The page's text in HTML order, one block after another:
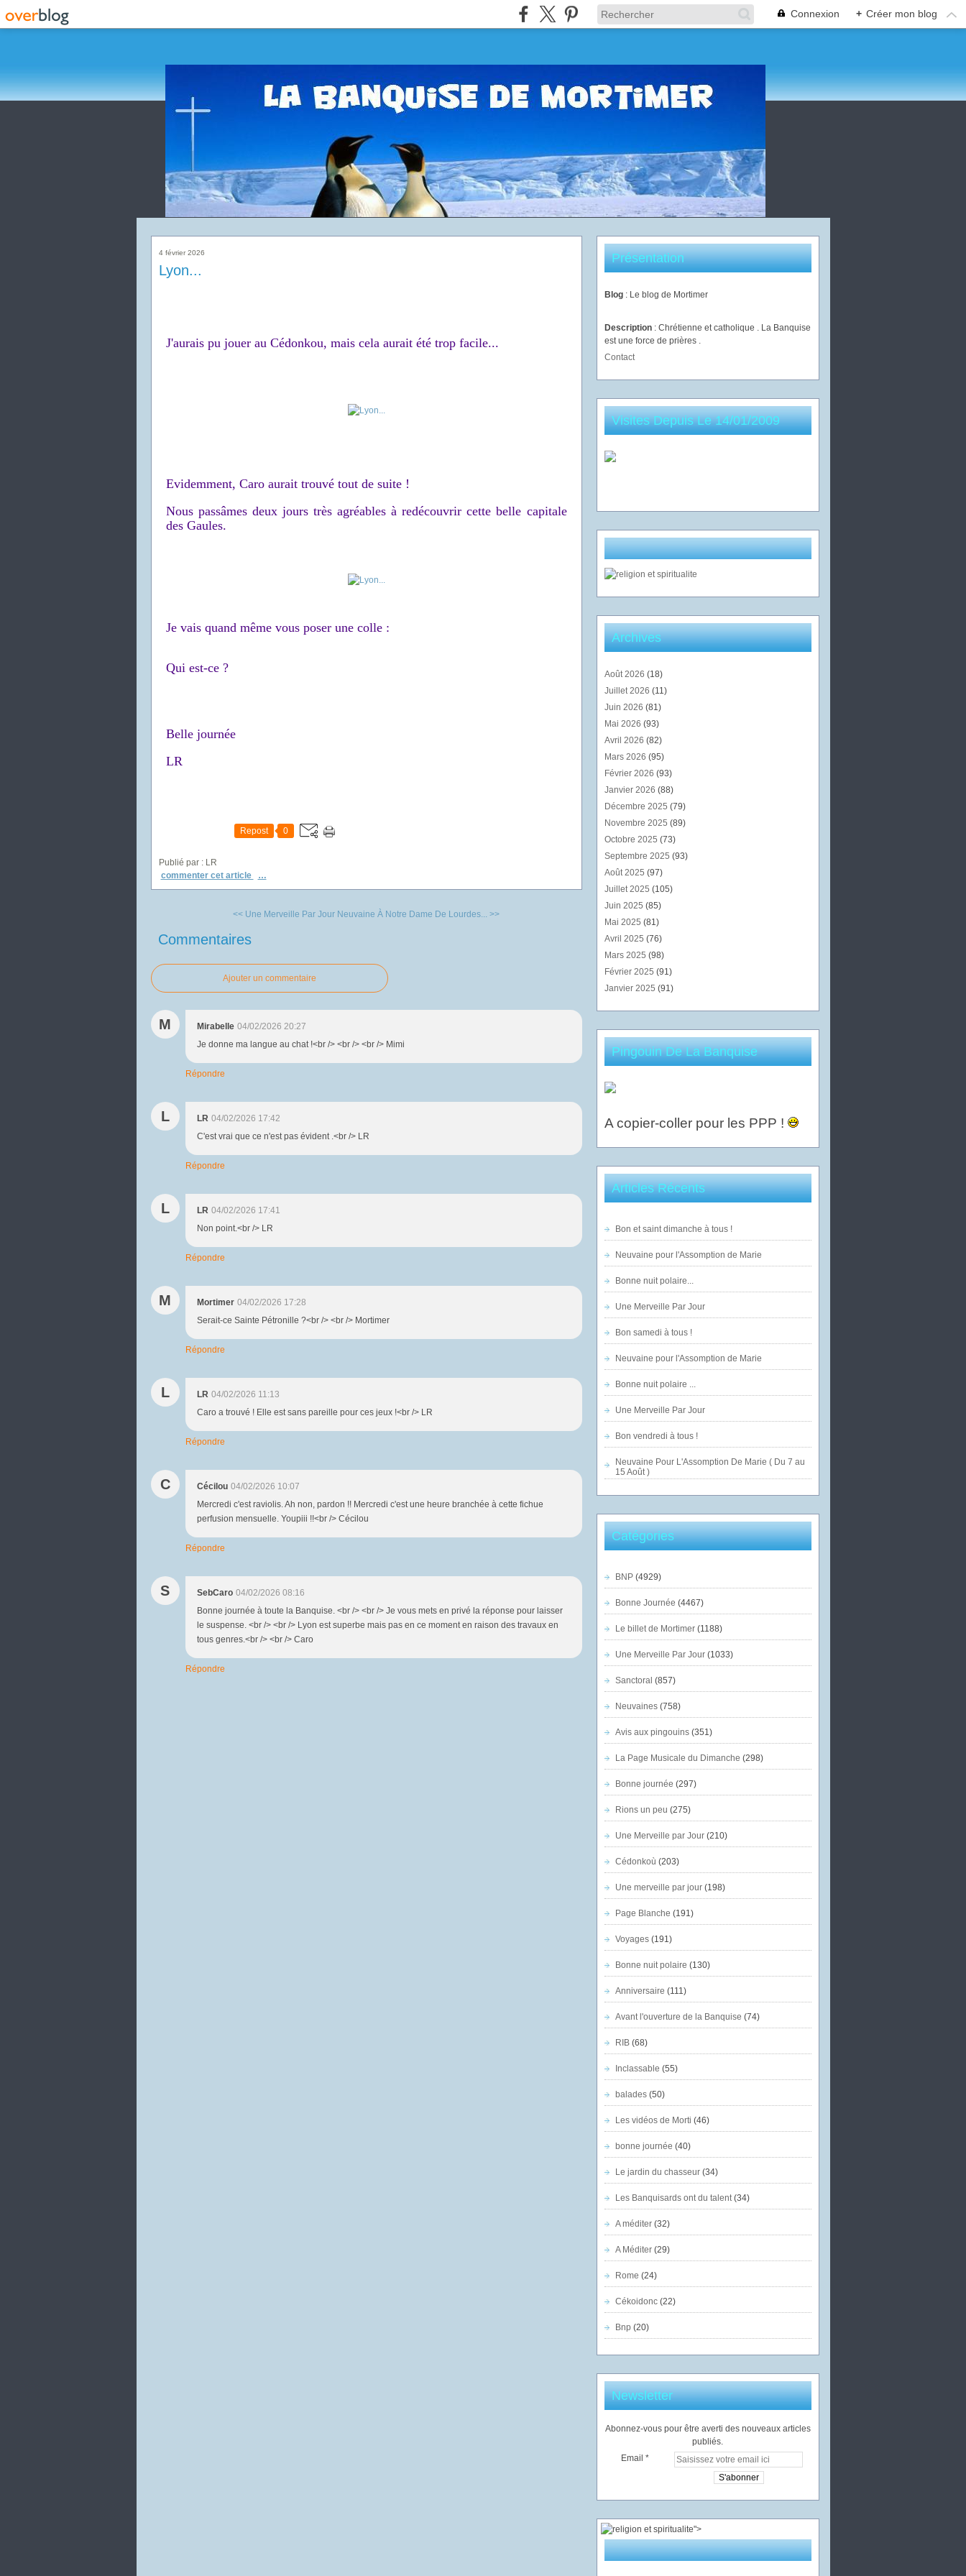
Connexion + Créer mon blog
4 février 2026
Lyon...
J'aurais pu jouer au Cédonkou, mais cela aurait été trop facile...
Evidemment, Caro aurait trouvé tout de suite !
Nous passâmes deux jours très agréables à redécouvrir cette belle capitale
des Gaules.
Je vais quand même vous poser une colle :
Qui est-ce ?
Belle journée
LR
Repost 0
Publié par : LR
commenter cet article
…
<< Une Merveille Par Jour Neuvaine À Notre Dame De Lourdes... >>
Commentaires
Ajouter un commentaire
M Mirabelle 04/02/2026 20:27
Je donne ma langue au chat !<br /> <br /> <br /> Mimi
Répondre
L LR 04/02/2026 17:42
C'est vrai que ce n'est pas évident .<br /> LR
Répondre
L LR 04/02/2026 17:41
Non point.<br /> LR
Répondre
M Mortimer 04/02/2026 17:28
Serait-ce Sainte Pétronille ?<br /> <br /> Mortimer
Répondre
L LR 04/02/2026 11:13
Caro a trouvé ! Elle est sans pareille pour ces jeux !<br /> LR
Répondre
C Cécilou 04/02/2026 10:07
Mercredi c'est raviolis. Ah non, pardon !! Mercredi c'est une heure branchée à cette fichue
perfusion mensuelle. Youpiii !!<br /> Cécilou
Répondre
S SebCaro 04/02/2026 08:16
Bonne journée à toute la Banquise. <br /> <br /> Je vous mets en privé la réponse pour laisser
le suspense. <br /> <br /> Lyon est superbe mais pas en ce moment en raison des travaux en
tous genres.<br /> <br /> Caro
Répondre
Présentation
Blog : Le blog de Mortimer
Description : Chrétienne et catholique . La Banquise
est une force de prières .
Contact
Visites Depuis Le 14/01/2009
Archives
Août 2026 (18)
Juillet 2026 (11)
Juin 2026 (81)
Mai 2026 (93)
Avril 2026 (82)
Mars 2026 (95)
Février 2026 (93)
Janvier 2026 (88)
Décembre 2025 (79)
Novembre 2025 (89)
Octobre 2025 (73)
Septembre 2025 (93)
Août 2025 (97)
Juillet 2025 (105)
Juin 2025 (85)
Mai 2025 (81)
Avril 2025 (76)
Mars 2025 (98)
Février 2025 (91)
Janvier 2025 (91)
Pingouin De La Banquise
A copier-coller pour les PPP !
Articles Récents
Bon et saint dimanche à tous !
Neuvaine pour l'Assomption de Marie
Bonne nuit polaire...
Une Merveille Par Jour
Bon samedi à tous !
Neuvaine pour l'Assomption de Marie
Bonne nuit polaire ...
Une Merveille Par Jour
Bon vendredi à tous !
Neuvaine Pour L'Assomption De Marie ( Du 7 au
15 Août )
Catégories
BNP(4929)
Bonne Journée (4467)
Le billet de Mortimer(1188)
Une Merveille Par Jour(1033)
Sanctoral (857)
Neuvaines(758)
Avis aux pingouins(351)
La Page Musicale du Dimanche (298)
Bonne journée (297)
Rions un peu (275)
Une Merveille par Jour(210)
Cédonkoù (203)
Une merveille par jour(198)
Page Blanche (191)
Voyages(191)
Bonne nuit polaire (130)
Anniversaire (111)
Avant l'ouverture de la Banquise (74)
RIB(68)
Inclassable (55)
balades(50)
Les vidéos de Morti (46)
bonne journée (40)
Le jardin du chasseur(34)
Les Banquisards ont du talent(34)
A méditer(32)
A Méditer(29)
Rome (24)
Cékoidonc(22)
Bnp (20)
Newsletter
Abonnez-vous pour être averti des nouveaux articles
publiés.
Email
">